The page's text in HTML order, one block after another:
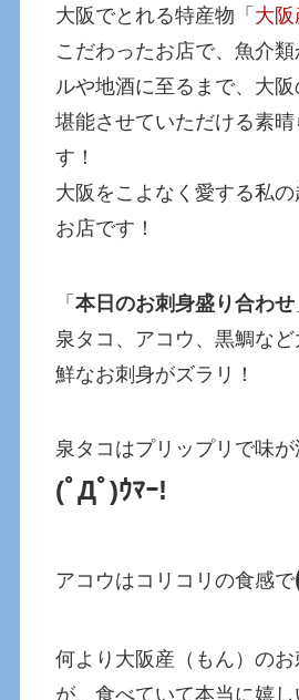
大阪でとれる特産物「 大阪
こだわったお店で、魚介
ルや地酒に至るまで、大
堪能させていただける素
す！
大阪をこよなく愛する私
お店です！
「本日のお刺身盛り合わせ
泉タコ、アコウ、黒鯛な
鮮なお刺身がズラリ！
泉タコはプリップリで味
(ﾟДﾟ)ｳﾏｰ!
アコウはコリコリの食感で
何より大阪産（もん）の
が、食べていて本当に嬉し